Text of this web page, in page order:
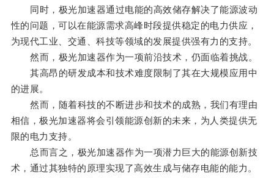
同时，极光加速器通过电能的高效储存解决了能源波动
性的问题，可以在能源需求高峰时段提供稳定的电力供应，
为现代工业、交通、科技等领域的发展提供强有力的支持。
然而，极光加速器作为一项前沿技术，仍面临着挑战。
其高昂的研发成本和技术难度限制了其在大规模应用中
的进展。
然而，随着科技的不断进步和技术的成熟，我们有理由
相信，极光加速器将会引领能源创新的未来，为人类提供无
限的电力支持。
总而言之，极光加速器作为一项潜力巨大的能源创新技
术，通过其独特的原理实现了高效生成与储存电能的能力。